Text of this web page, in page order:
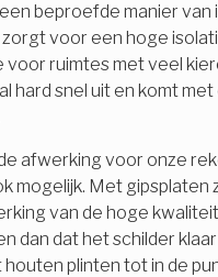
beproefde manier van
voor een hoge
ruimtes met veel
hard snel uit en komt met
afwerking voor onze
mogelijk. Met gipsplaten
van de hoge
dan dat het schilder
plinten tot in de